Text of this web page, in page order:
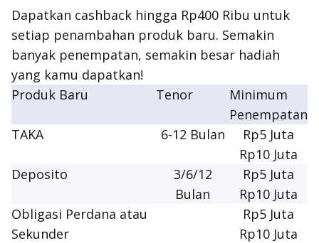
Dapatkan cashback hingga Rp400 Ribu untuk
setiap penambahan produk baru. Semakin
banyak penempatan, semakin besar hadiah
yang kamu dapatkan!
Produk Baru
Tenor
Minimum
Penempatan
TAKA
6-12 Bulan
Rp5 Juta
Rp10 Juta
Deposito
3/6/12
Bulan
Rp5 Juta
Rp10 Juta
Obligasi Perdana atau
Sekunder
Rp5 Juta
Rp10 Juta